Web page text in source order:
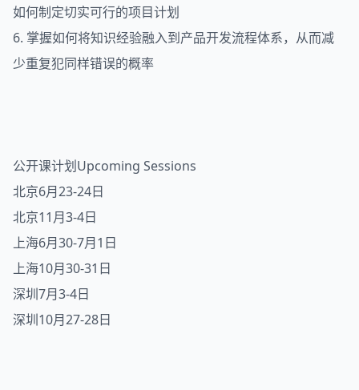
如何制定切实可行的项目计划
6. 掌握如何将知识经验融入到产品开发流程体系，从而减
少重复犯同样错误的概率
公开课计划Upcoming Sessions
北京6月23-24日
北京11月3-4日
上海6月30-7月1日
上海10月30-31日
深圳7月3-4日
深圳10月27-28日